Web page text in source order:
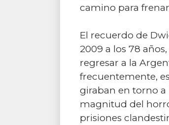
camino para
El recuerdo de
2009 a los 78
regresar a la
frecuentemente,
giraban en torno a
magnitud del
prisiones